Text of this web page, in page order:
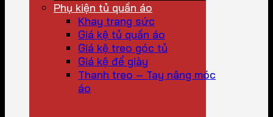
Phụ kiện tủ quần áo
Khay trang sức
Giá kệ tủ quần áo
Giá kệ treo góc tủ
Giá kệ để giày
Thanh treo – Tay nâng móc
áo